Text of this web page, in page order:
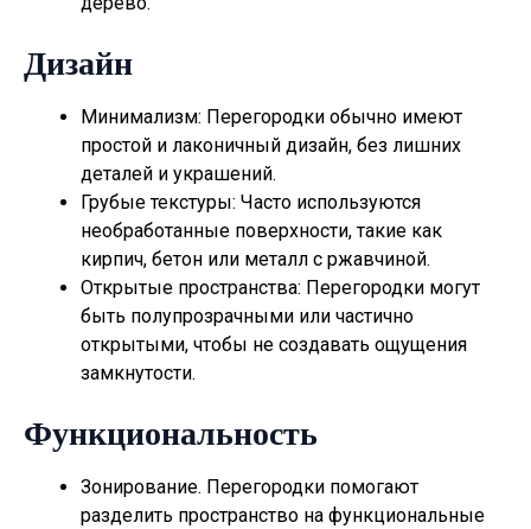
Дизайн
Минимализм: Перегородки обычно имеют
простой и лаконичный дизайн, без лишних
деталей и украшений.
Грубые текстуры: Часто используются
необработанные поверхности, такие как
кирпич, бетон или металл с ржавчиной.
Открытые пространства: Перегородки могут
быть полупрозрачными или частично
открытыми, чтобы не создавать ощущения
замкнутости.
Функциональность
Зонирование. Перегородки помогают
разделить пространство на функциональные